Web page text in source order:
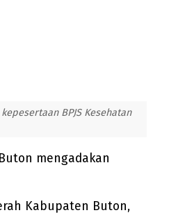
BPJS Kesehatan
mengadakan
Kabupaten Buton,